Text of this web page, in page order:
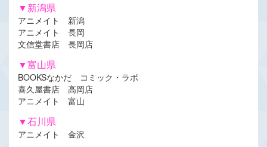
▼新潟県
アニメイト 新潟
アニメイト 長岡
文信堂書店 長岡店
▼富山県
BOOKSなかだ コミック・ラボ
喜久屋書店 高岡店
アニメイト 富山
▼石川県
アニメイト 金沢